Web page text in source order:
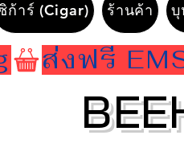
ก้าร์ (Cigar) ร้านค้า บุ